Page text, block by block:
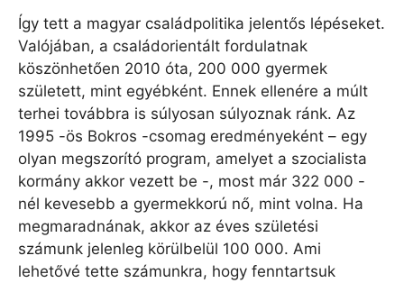
Így tett a magyar családpolitika jelentős lépéseket.
Valójában, a családorientált fordulatnak
köszönhetően 2010 óta, 200 000 gyermek
született, mint egyébként. Ennek ellenére a múlt
terhei továbbra is súlyosan súlyoznak ránk. Az
1995 -ös Bokros -csomag eredményeként – egy
olyan megszorító program, amelyet a szocialista
kormány akkor vezett be -, most már 322 000 -
nél kevesebb a gyermekkorú nő, mint volna. Ha
megmaradnának, akkor az éves születési
számunk jelenleg körülbelül 100 000. Ami
lehetővé tette számunkra, hogy fenntartsuk